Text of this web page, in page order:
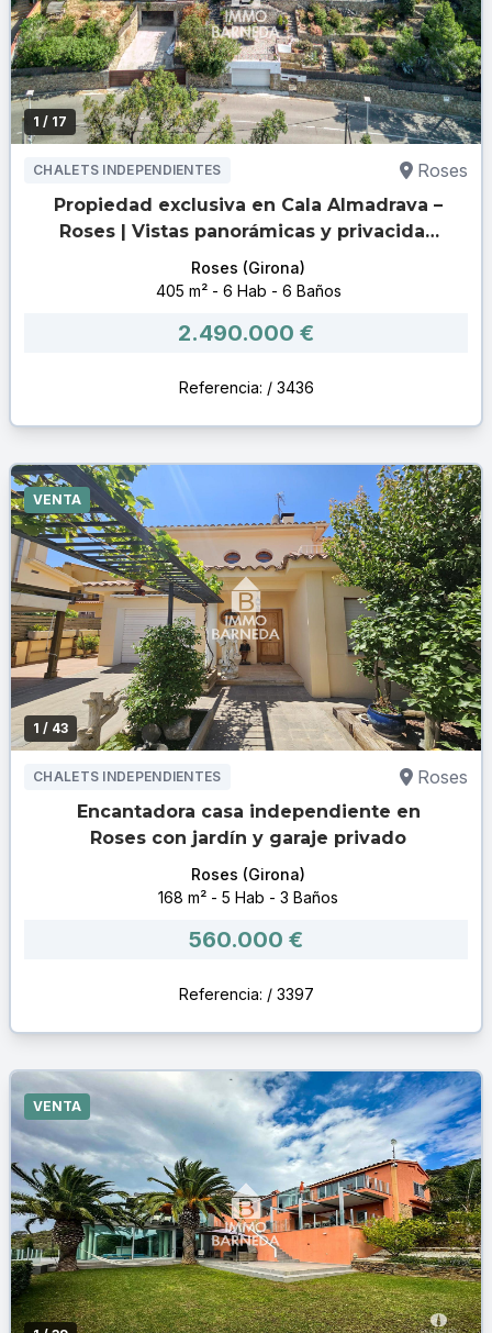
1 / 17
CHALETS INDEPENDIENTES Roses
Propiedad exclusiva en Cala Almadrava –
Roses | Vistas panorámicas y privacidad
inigualable
Roses (Girona)
405 m² - 6 Hab - 6 Baños
2.490.000 €
Referencia: / 3436
1 / 43
VENTA
CHALETS INDEPENDIENTES Roses
Encantadora casa independiente en
Roses con jardín y garaje privado
Roses (Girona)
168 m² - 5 Hab - 3 Baños
560.000 €
Referencia: / 3397
VENTA